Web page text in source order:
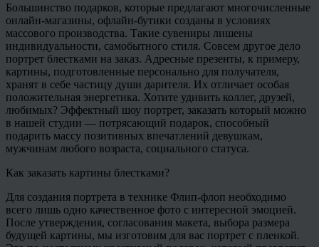
Большинство подарков, которые предлагают многочисленные
онлайн-магазины, офлайн-бутики созданы в условиях
массового производства. Такие сувениры лишены
индивидуальности, самобытного стиля. Совсем другое дело
портрет блестками на заказ. Адресные презенты, к примеру,
картины, подготовленные персонально для получателя,
хранят в себе частицу души дарителя. Их отличает особая
положительная энергетика. Хотите удивить коллег, друзей,
любимых? Эффектный шоу портрет, заказать который можно
в нашей студии — потрясающий подарок, способный
подарить массу позитивных впечатлений девушкам,
мужчинам любого возраста, социального статуса.
Как заказать картины блестками?
Для создания портрета в технике Флип-флоп необходимо
всего лишь одно качественное фото с интересной эмоцией.
После утверждения, согласования макета, выбора размера
будущей картины, мы изготовим для вас портрет с пленкой.